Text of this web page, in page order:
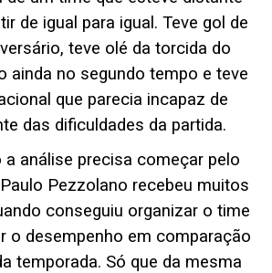
de igual para igual. Teve gol de
teve olé da torcida do
ainda no segundo tempo e teve
que parecia incapaz de
das dificuldades da partida.
a análise precisa começar pelo
Pezzolano recebeu muitos
conseguiu organizar o time
o desempenho em comparação
temporada. Só que da mesma